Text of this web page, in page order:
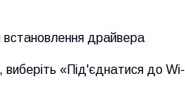
драйвера
виберіть «Під'єднатися до Wi-